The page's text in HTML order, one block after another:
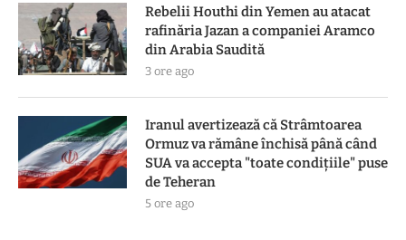
Rebelii Houthi din Yemen au atacat
rafinăria Jazan a companiei Aramco
din Arabia Saudită
3 ore ago
Iranul avertizează că Strâmtoarea
Ormuz va rămâne închisă până când
SUA va accepta "toate condiţiile" puse
de Teheran
5 ore ago